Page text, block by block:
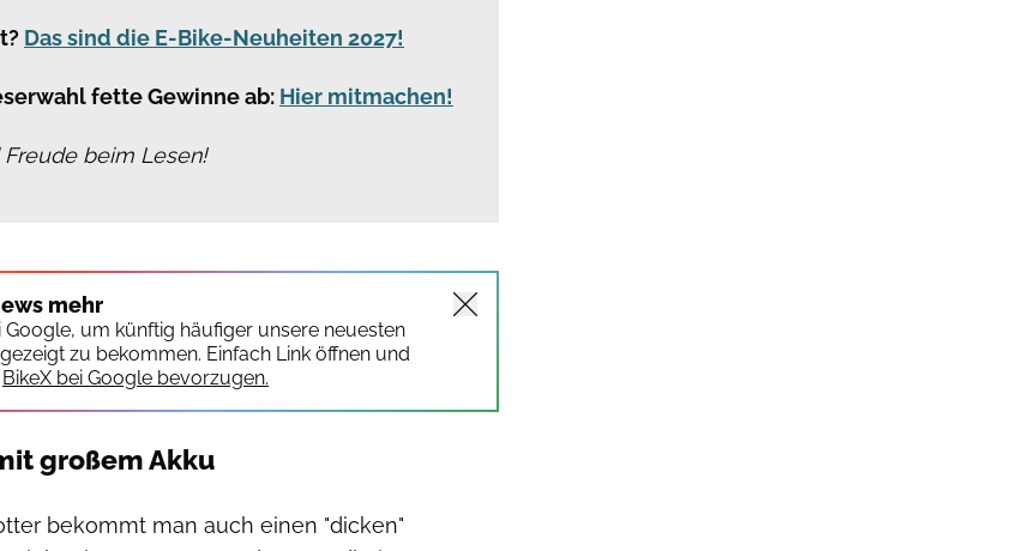
Das sind die E-Bike-Neuheiten 2027!
fette Gewinne ab: Hier mitmachen!
beim Lesen!
mehr
Google, um künftig häufiger unsere neuesten
zu bekommen. Einfach Link öffnen und
BikeX bei Google bevorzugen.
großem Akku
bekommt man auch einen "dicken"